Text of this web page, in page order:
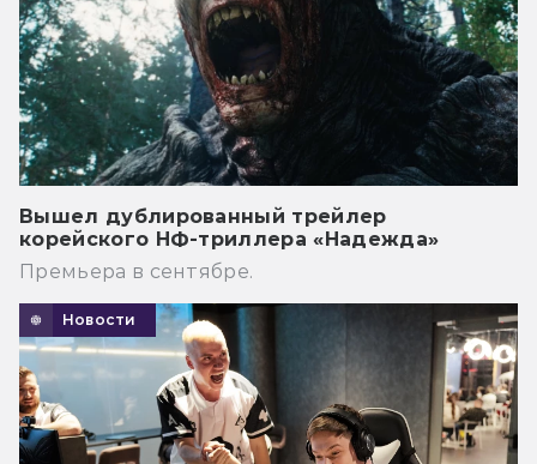
Вышел дублированный трейлер
корейского НФ-триллера «Надежда»
Премьера в сентябре.
Новости